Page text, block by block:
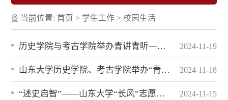
当前位置:首页 > 学生工作 >校园生活
历史学院与考古学院举办青讲青听——“学术有研”保研专题讲座 2024-11-19
山东大学历史学院、考古学院举办“青讲青听——SDU TALK学生创新大讲堂演讲汇报” 2024-11-18
“述史启智”——山东大学“长风”志愿服务队走进闵子骞社区开展甲午战争文物宣讲活动 2024-11-15